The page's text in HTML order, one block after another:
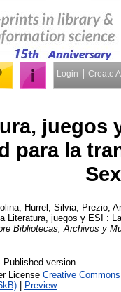
Login Create
juegos
para la
Hurrel, Silvia
Prezio,
Literatura, juegos y ESI :
Bibliotecas, Archivos y
version
License Creative
| Preview